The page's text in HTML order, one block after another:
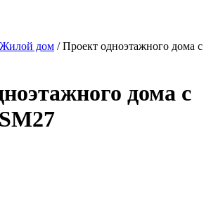
Жилой дом / Проект одноэтажного дома с
дома с